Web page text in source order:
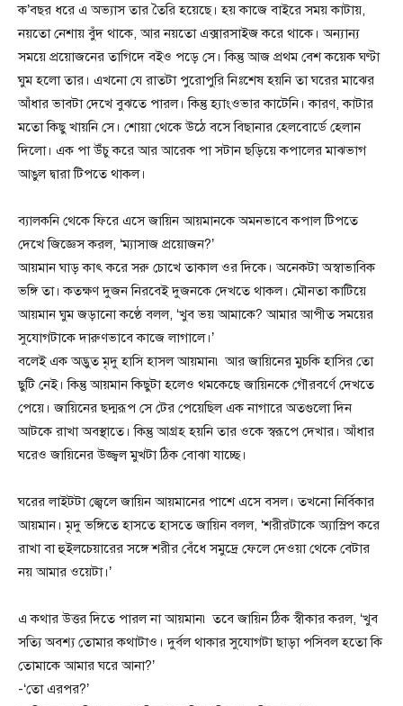
ক’বছর ধরে এ অভ্যাস তার তৈরি হয়েছে। হয় কাজে বাইরে সময় কাটায়,
নয়তো নেশায় বুঁদ থাকে, আর নয়তো এক্সারসাইজ করে থাকে। অন্যান্য
সময়ে প্রয়োজনের তাগিদে বইও পড়ে সে। কিন্তু আজ প্রথম বেশ কয়েক ঘণ্টা
ঘুম হলো তার। এখনো যে রাতটা পুরোপুরি নিঃশেষ হয়নি তা ঘরের মাঝের
আঁধার ভাবটা দেখে বুঝতে পারল। কিন্তু হ্যাংওভার কাটেনি। কারণ, কাটার
মতো কিছু খায়নি সে। শোয়া থেকে উঠে বসে বিছানার হেলবোর্ডে হেলান
দিলো। এক পা উঁচু করে আর আরেক পা সটান ছড়িয়ে কপালের মাঝভাগ
আঙুল দ্বারা টিপতে থাকল।
ব্যালকনি থেকে ফিরে এসে জায়িন আয়মানকে অমনভাবে কপাল টিপতে
দেখে জিজ্ঞেস করল, ‘ম্যাসাজ প্রয়োজন?’
আয়মান ঘাড় কাৎ করে সরু চোখে তাকাল ওর দিকে। অনেকটা অস্বাভাবিক
ভঙ্গি তা। কতক্ষণ দুজন নিরবেই দুজনকে দেখতে থাকল। মৌনতা কাটিয়ে
আয়মান ঘুম জড়ানো কণ্ঠে বলল, ‘খুব ভয় আমাকে? আমার আপীত সময়ের
সুযোগটাকে দারুণভাবে কাজে লাগালে।’
বলেই এক অদ্ভুত মৃদু হাসি হাসল আয়মান৷ আর জায়িনের মুচকি হাসির তো
ছুটি নেই। কিন্তু আয়মান কিছুটা হলেও থমকেছে জায়িনকে গৌরবর্ণে দেখতে
পেয়ে। জায়িনের ছদ্মরূপ সে টের পেয়েছিল এক নাগারে অতগুলো দিন
আটকে রাখা অবস্থাতে। কিন্তু আগ্রহ হয়নি তার ওকে স্বরূপে দেখার। আঁধার
ঘরেও জায়িনের উজ্জ্বল মুখটা ঠিক বোঝা যাচ্ছে।
ঘরের লাইটটা জ্বেলে জায়িন আয়মানের পাশে এসে বসল। তখনো নির্বিকার
আয়মান। মৃদু ভঙ্গিতে হাসতে হাসতে জায়িন বলল, ‘শরীরটাকে অ্যাস্লিপ করে
রাখা বা হুইলচেয়ারের সঙ্গে শরীর বেঁধে সমুদ্রে ফেলে দেওয়া থেকে বেটার
নয় আমার ওয়েটা।’
এ কথার উত্তর দিতে পারল না আয়মান৷ তবে জায়িন ঠিক স্বীকার করল, ‘খুব
সত্যি অবশ্য তোমার কথাটাও। দুর্বল থাকার সুযোগটা ছাড়া পসিবল হতো কি
তোমাকে আমার ঘরে আনা?’
-‘তো এরপর?’